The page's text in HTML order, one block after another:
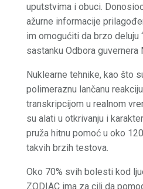
uputstvima i obuci.
ažurne informacije
im omogućiti da brzo deluju
sastanku Odbora guvernera
Nuklearne tehnike, kao što
polimeraznu lančanu
transkripcijom u realnom
su alati u otkrivanju i
pruža hitnu pomoć u oko
takvih brzih testova.
Oko 70% svih bolesti kod
ZODIAC ima za cilj da